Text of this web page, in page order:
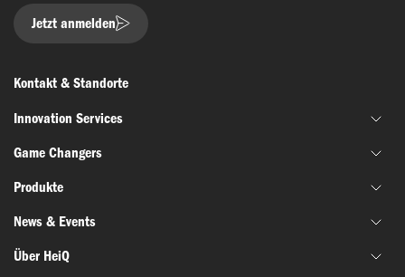
Jetzt anmelden
Kontakt & Standorte
Innovation Services
Gemeinsame Materialentwicklung
Finanzierung & Zuschussunterstützung
Innovationsnetzwerke
Materialprüfung
Game Changers
HeiQ IoniX
HeiQ GrapheneX
HeiQ Xpectra
Produkte
Biotechnologie
Batterien & Elektronik
News & Events
News
Über HeiQ